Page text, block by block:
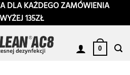
DLA KAŻDEGO ZAMÓWIENIA
135ZŁ
0